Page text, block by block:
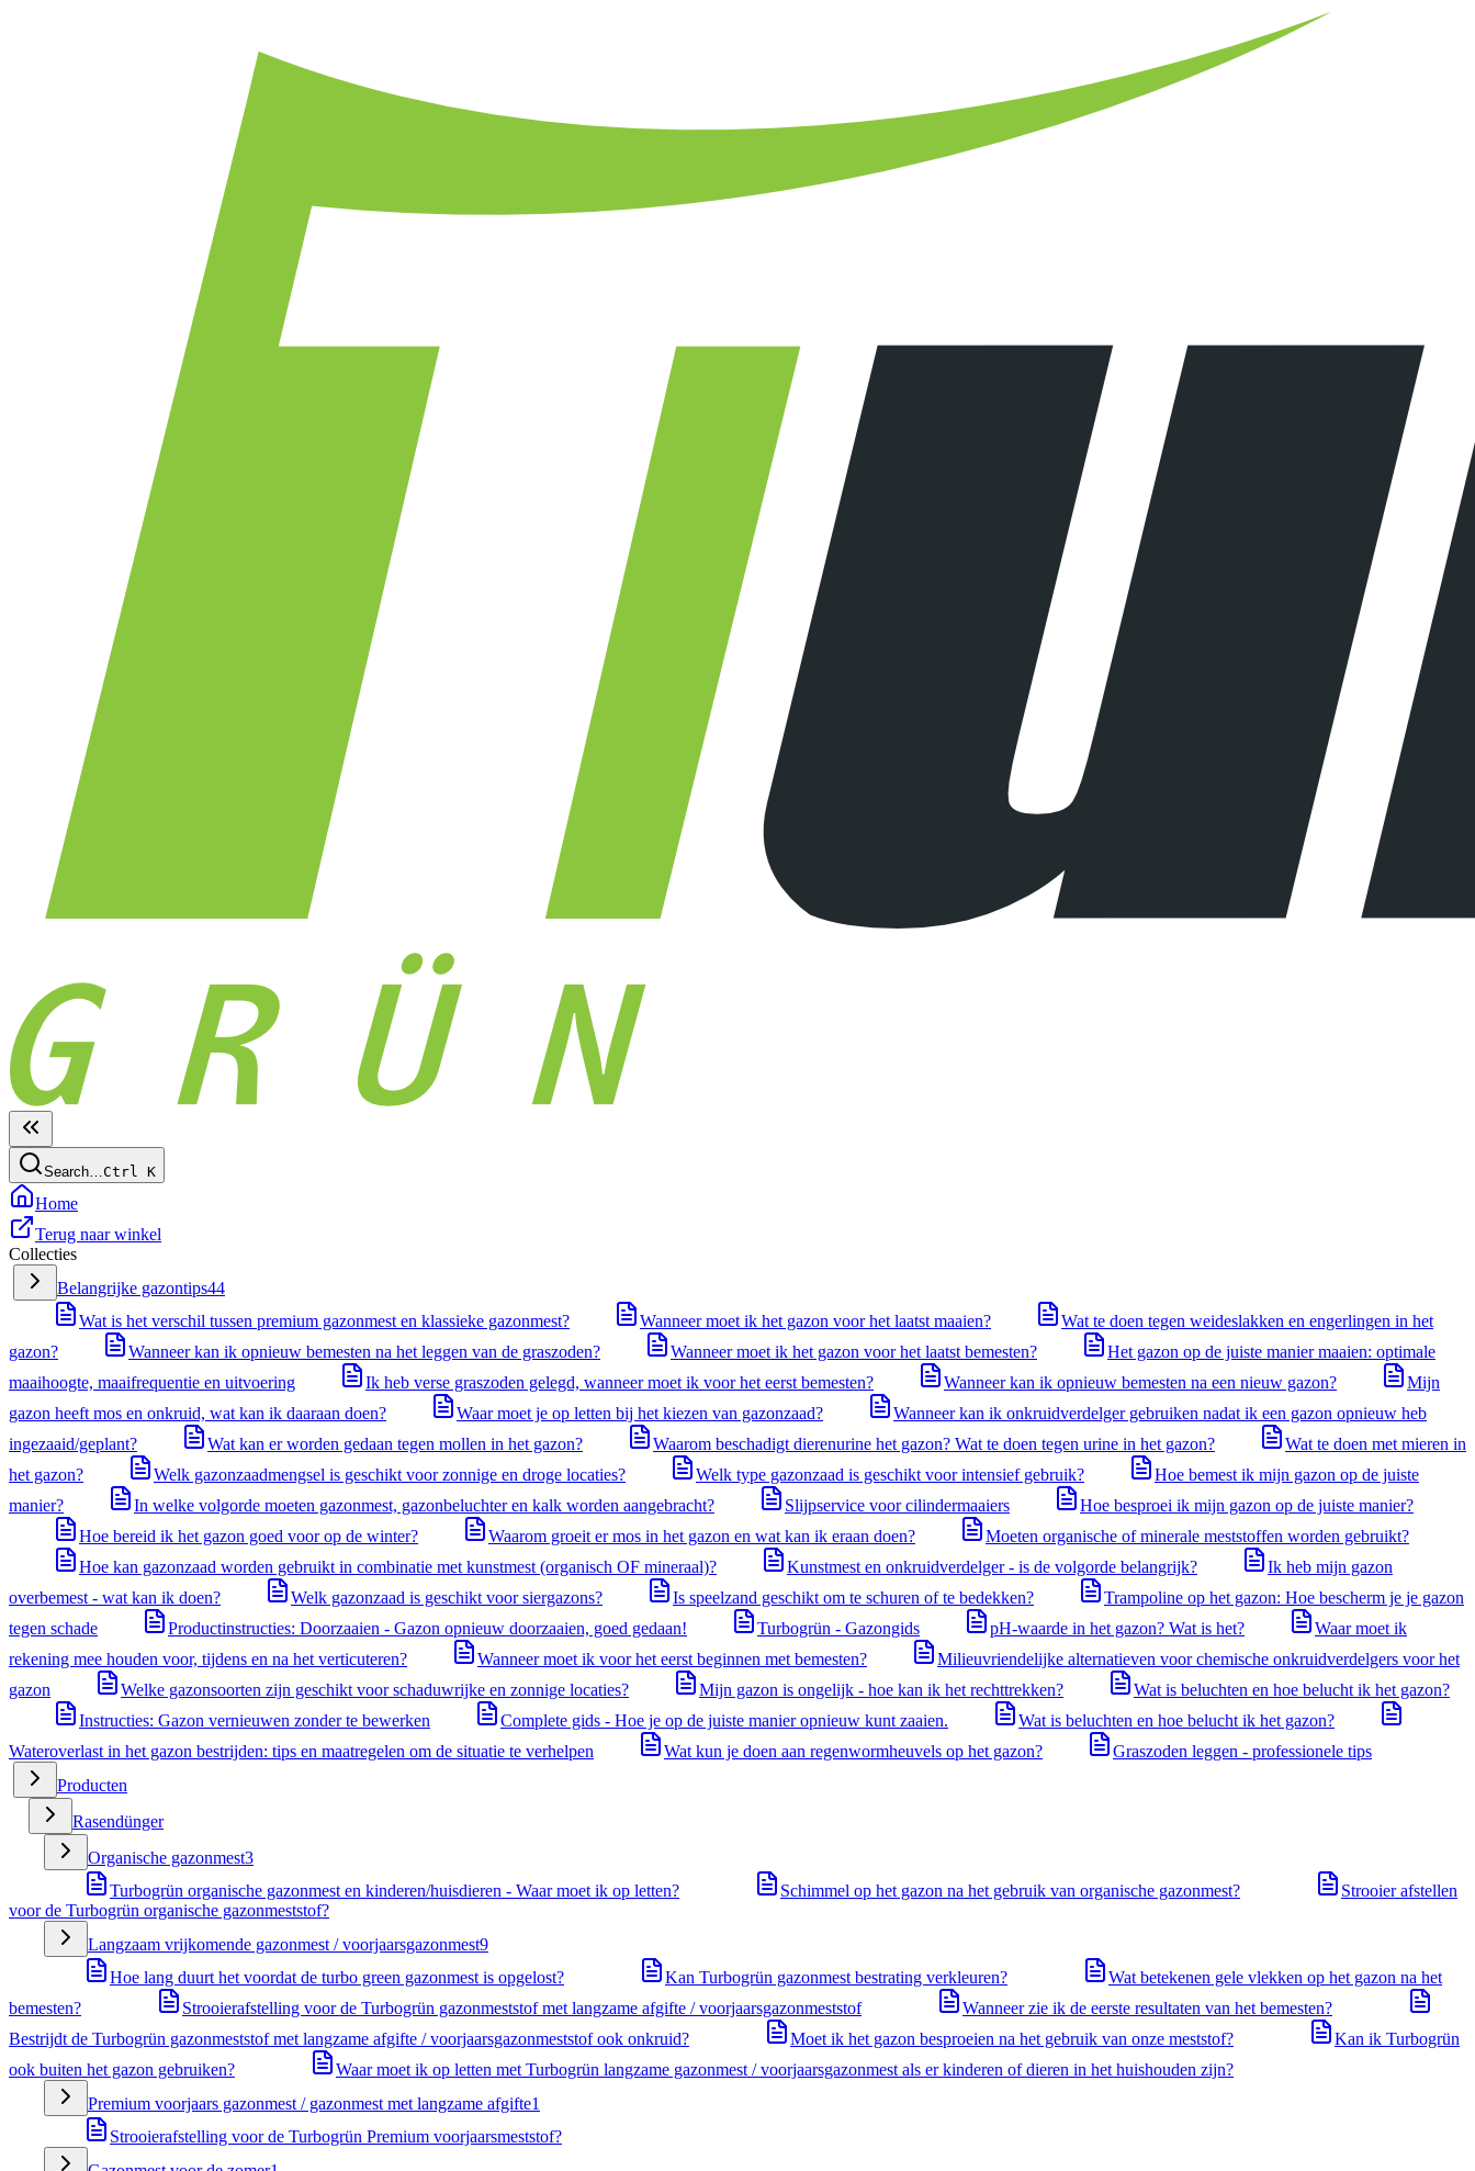
Search…Ctrl K
Home
Terug naar winkel
Collecties
Belangrijke gazontips44
Wat is het verschil tussen premium gazonmest en klassieke gazonmest?
Wanneer moet ik het gazon voor het laatst maaien?
Wat te doen tegen weideslakken en engerlingen in het
gazon?
Wanneer kan ik opnieuw bemesten na het leggen van de graszoden? Wanneer moet ik het gazon voor het laatst bemesten?
Het gazon op de juiste manier maaien: optimale
maaihoogte, maaifrequentie en uitvoering
Ik heb verse graszoden gelegd, wanneer moet ik voor het eerst bemesten? Wanneer kan ik opnieuw bemesten na een nieuw gazon?
Mijn
gazon heeft mos en onkruid, wat kan ik daaraan doen?
Waar moet je op letten bij het kiezen van gazonzaad?
Wanneer kan ik onkruidverdelger gebruiken nadat ik een gazon opnieuw heb
ingezaaid/geplant?
Wat kan er worden gedaan tegen mollen in het gazon? Waarom beschadigt dierenurine het gazon? Wat te doen tegen urine in het gazon?
Wat te doen met mieren in
het gazon?
Welk gazonzaadmengsel is geschikt voor zonnige en droge locaties? Welk type gazonzaad is geschikt voor intensief gebruik?
Hoe bemest ik mijn gazon op de juiste
manier?
In welke volgorde moeten gazonmest, gazonbeluchter en kalk worden aangebracht? Slijpservice voor cilindermaaiers
Hoe besproei ik mijn gazon op de juiste manier?
Hoe bereid ik het gazon goed voor op de winter?
Waarom groeit er mos in het gazon en wat kan ik eraan doen?
Moeten organische of minerale meststoffen worden gebruikt?
Hoe kan gazonzaad worden gebruikt in combinatie met kunstmest (organisch OF mineraal)?
Kunstmest en onkruidverdelger - is de volgorde belangrijk?
Ik heb mijn gazon
overbemest - wat kan ik doen?
Welk gazonzaad is geschikt voor siergazons? Is speelzand geschikt om te schuren of te bedekken?
Trampoline op het gazon: Hoe bescherm je je gazon
tegen schade
Productinstructies: Doorzaaien - Gazon opnieuw doorzaaien, goed gedaan! Turbogrün - Gazongids pH-waarde in het gazon? Wat is het?
Waar moet ik
rekening mee houden voor, tijdens en na het verticuteren?
Wanneer moet ik voor het eerst beginnen met bemesten?
Milieuvriendelijke alternatieven voor chemische onkruidverdelgers voor het
gazon
Welke gazonsoorten zijn geschikt voor schaduwrijke en zonnige locaties? Mijn gazon is ongelijk - hoe kan ik het rechttrekken?
Wat is beluchten en hoe belucht ik het gazon?
Instructies: Gazon vernieuwen zonder te bewerken
Complete gids - Hoe je op de juiste manier opnieuw kunt zaaien.
Wat is beluchten en hoe belucht ik het gazon?
Wateroverlast in het gazon bestrijden: tips en maatregelen om de situatie te verhelpen
Wat kun je doen aan regenwormheuvels op het gazon?
Graszoden leggen - professionele tips
Producten
Rasendünger
Organische gazonmest3
Turbogrün organische gazonmest en kinderen/huisdieren - Waar moet ik op letten?
Schimmel op het gazon na het gebruik van organische gazonmest?
Strooier afstellen
voor de Turbogrün organische gazonmeststof?
Langzaam vrijkomende gazonmest / voorjaarsgazonmest9
Hoe lang duurt het voordat de turbo green gazonmest is opgelost?
Kan Turbogrün gazonmest bestrating verkleuren?
Wat betekenen gele vlekken op het gazon na het
bemesten?
Strooierafstelling voor de Turbogrün gazonmeststof met langzame afgifte / voorjaarsgazonmeststof
Wanneer zie ik de eerste resultaten van het bemesten?
Bestrijdt de Turbogrün gazonmeststof met langzame afgifte / voorjaarsgazonmeststof ook onkruid?
Moet ik het gazon besproeien na het gebruik van onze meststof?
Kan ik Turbogrün
ook buiten het gazon gebruiken?
Waar moet ik op letten met Turbogrün langzame gazonmest / voorjaarsgazonmest als er kinderen of dieren in het huishouden zijn?
Premium voorjaars gazonmest / gazonmest met langzame afgifte1
Strooierafstelling voor de Turbogrün Premium voorjaarsmeststof?